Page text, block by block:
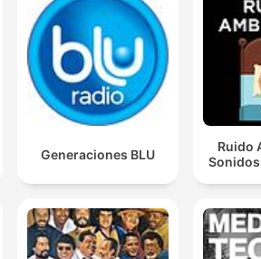
Generaciones BLU
Ruido